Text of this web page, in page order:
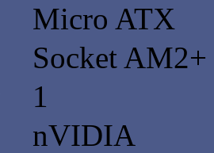
Micro ATX
Socket AM2+
1
nVIDIA